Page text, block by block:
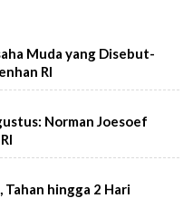
Muda yang Disebut-
RI
Norman Joesoef
hingga 2 Hari